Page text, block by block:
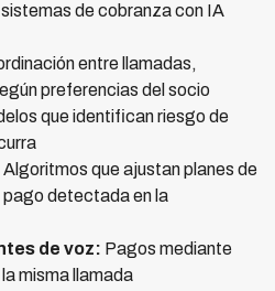
de cobranza con IA
entre llamadas,
preferencias del socio
que identifican riesgo de
Algoritmos que ajustan planes de
detectada en la
de voz: Pagos mediante
misma llamada